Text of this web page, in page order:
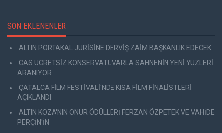
SON EKLENENLER
ALTIN PORTAKAL JÜRİSİNE DERVİŞ ZAİM BAŞKANLIK EDECEK
CAS ÜCRETSİZ KONSERVATUVARLA SAHNENİN YENİ YÜZLERİ
ARANIYOR
ÇATALCA FİLM FESTİVALİ'NDE KISA FİLM FİNALİSTLERİ
AÇIKLANDI
ALTIN KOZA'NIN ONUR ÖDÜLLERİ FERZAN ÖZPETEK VE VAHİDE
PERÇİN'İN